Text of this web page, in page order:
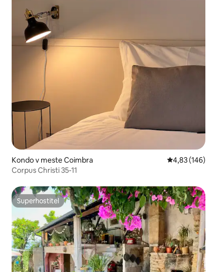
Kondo v meste Coimbra Priemerné
4,83 (146)
Corpus Christi 35-11
Superhostiteľ
Superhostiteľ